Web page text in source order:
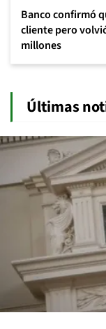
Banco confirmó
cliente pero
millones
Últimas